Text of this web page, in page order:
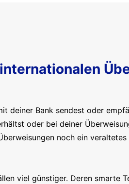
deiner Bank sendest oder
oder bei deiner
noch ein
viel günstiger. Deren smarte